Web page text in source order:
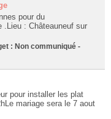
pour du
.Lieu : Châteauneuf sur
: Non communiqué -
pour installer les plat
mariage sera le 7 aout